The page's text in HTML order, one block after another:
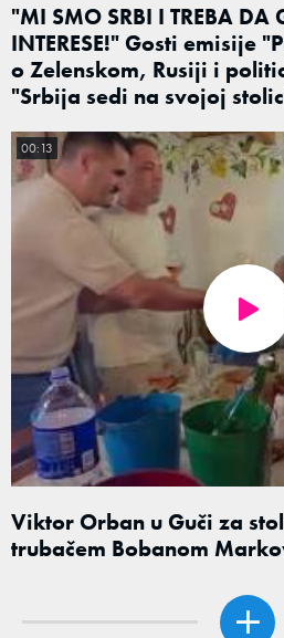
"MI SMO SRBI I TREBA DA
INTERESE!" Gosti emisije
o Zelenskom, Rusiji i
"Srbija sedi na svojoj
Viktor Orban u Guči za
trubačem Bobanom
00:13